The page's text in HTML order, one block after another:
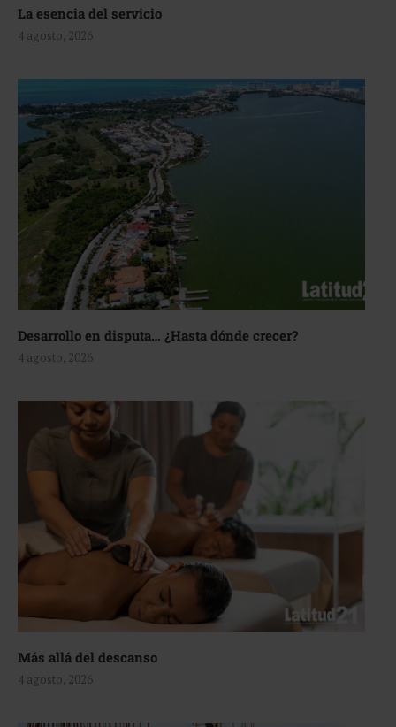
La esencia del servicio
4 agosto, 2026
Desarrollo en disputa… ¿Hasta dónde crecer?
4 agosto, 2026
Más allá del descanso
4 agosto, 2026